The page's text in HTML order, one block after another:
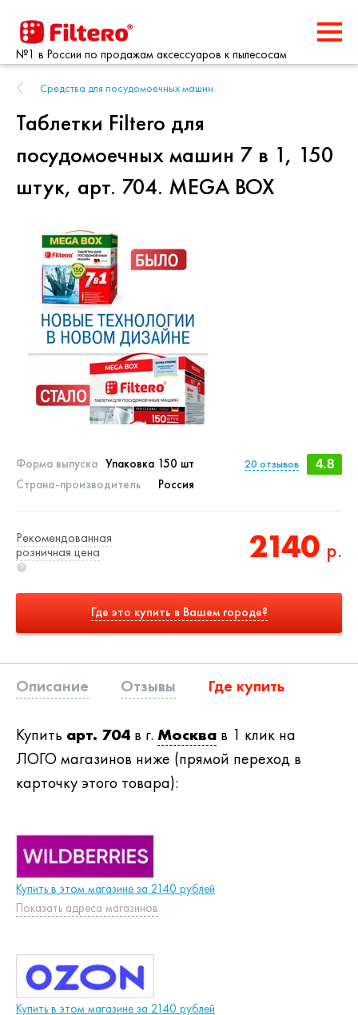
№1 в России по продажам аксессуаров к пылесосам
Средства для посудомоечных машин
Таблетки Filtero для
посудомоечных машин 7 в 1, 150
штук, арт. 704. MEGA BOX
Форма выпуска Упаковка 150 шт
Страна-производитель
Россия
4.8
20 отзывов
2140 р.
Рекомендованная
розничная цена
Где это купить в Вашем городе?
Описание Отзывы Где купить
Купить арт. 704 в г. Москва в 1 клик на
ЛОГО магазинов ниже (прямой переход в
карточку этого товара):
Купить в этом магазине за 2140 рублей
Показать адреса магазинов
Купить в этом магазине за 2140 рублей